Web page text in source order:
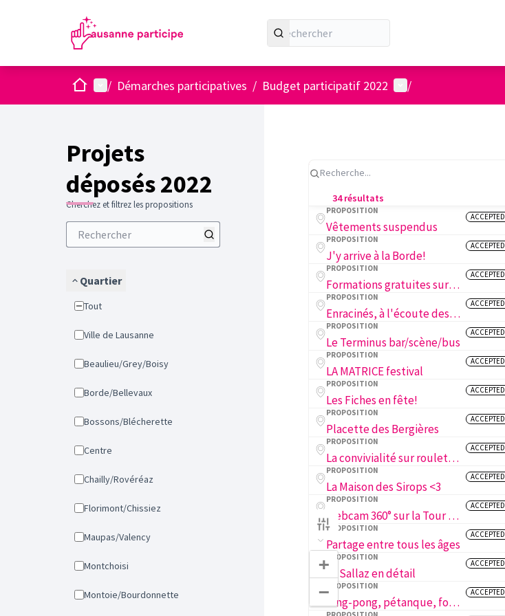
AccueilMenu principal
/ Démarches participatives / Budget participatif 2022 Menu utilisateur
/
Projets
déposés 2022
Cherchez et filtrez les propositions
Quartier
Tout
Ville de Lausanne
Beaulieu/Grey/Boisy
Borde/Bellevaux
Bossons/Blécherette
Centre
Chailly/Rovéréaz
Florimont/Chissiez
Maupas/Valency
Montchoisi
Montoie/Bourdonnette
34 résultats
PROPOSITION
Vêtements suspendus
ACCEPTED
PROPOSITION
J'y arrive à la Borde!
ACCEPTED
PROPOSITION
Formations gratuites sur la biodiversité des insectes en ville
ACCEPTED
PROPOSITION
Enracinés, à l'écoute des arbres de la ville
ACCEPTED
PROPOSITION
Le Terminus bar/scène/bus
ACCEPTED
PROPOSITION
LA MATRICE festival
ACCEPTED
PROPOSITION
Les Fiches en fête!
ACCEPTED
PROPOSITION
Placette des Bergières
ACCEPTED
PROPOSITION
La convivialité sur roulettes !
ACCEPTED
PROPOSITION
La Maison des Sirops <3
ACCEPTED
PROPOSITION
Webcam 360° sur la Tour de Sauvabelin
ACCEPTED
PROPOSITION
Partage entre tous les âges
ACCEPTED
PROPOSITION
La Sallaz en détail
ACCEPTED
PROPOSITION
Ping-pong, pétanque, foot et basket aux Fiches Nord!
ACCEPTED
+
−